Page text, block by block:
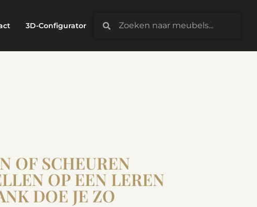
3D-Configurator
OF SCHEUREN
OP EEN LEREN
DOE JE ZO